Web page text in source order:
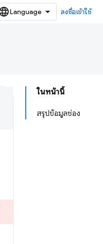
ลงชื่อเข้าใช้
ในหน้านี้
สรุปข้อมูลช่อง